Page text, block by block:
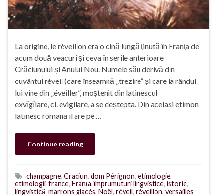
La origine, le réveillon era o cină lungă ținută în Franța de
acum două veacuri și ceva în serile anterioare
Crăciunului și Anului Nou. Numele său derivă din
cuvântul réveil (care înseamnă „trezire” și care la rândul
lui vine din „éveiller”, moștenit din latinescul
exvĭgĭlare, cl. evigilare, a se deștepta. Din același etimon
latinesc româna îl are pe …
Continue reading
champagne, Craciun, dom Pérignon, etimologie,
etimologii, france, Franța,împrumuturi lingvistice, istorie,
lingvistică, marrons glacés, Noël, réveil, réveillon, versailles